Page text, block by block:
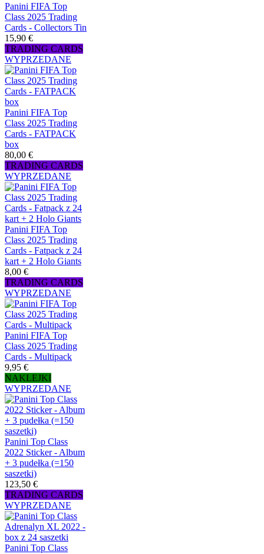
Panini FIFA Top
Class 2025 Trading
Cards - Collectors Tin
15,90 €
TRADING CARDS
WYPRZEDANE
Panini FIFA Top
Class 2025 Trading
Cards - FATPACK
box
80,00 €
TRADING CARDS
WYPRZEDANE
Panini FIFA Top
Class 2025 Trading
Cards - Fatpack z 24
kart + 2 Holo Giants
8,00 €
TRADING CARDS
WYPRZEDANE
Panini FIFA Top
Class 2025 Trading
Cards - Multipack
9,95 €
NAKLEJKI
WYPRZEDANE
Panini Top Class
2022 Sticker - Album
+ 3 pudełka (=150
saszetki)
123,50 €
TRADING CARDS
WYPRZEDANE
Panini Top Class